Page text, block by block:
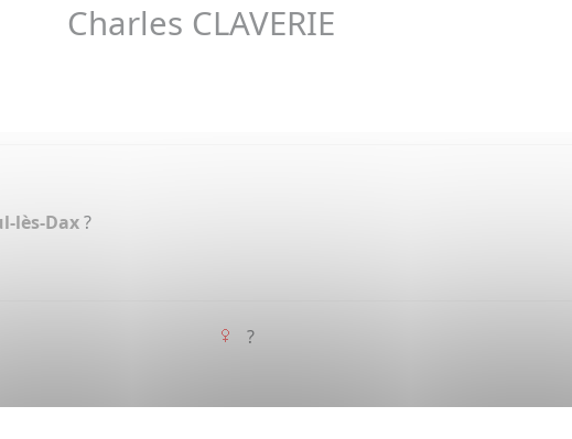
Charles CLAVERIE
lès-Dax?
?